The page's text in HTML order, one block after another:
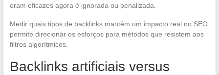
eram eficazes agora é ignorada ou penalizada.
Medir quais tipos de backlinks mantêm um impacto real no SEO
permite direcionar os esforços para métodos que resistem aos
filtros algorítmicos.
Backlinks artificiais versus